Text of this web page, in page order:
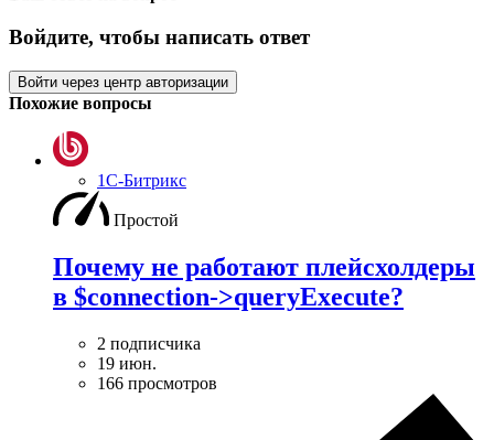
Войдите, чтобы написать ответ
Войти через центр авторизации
Похожие вопросы
1С-Битрикс
Простой
Почему не работают плейсхолдеры
в $connection->queryExecute?
2 подписчика
19 июн.
166 просмотров